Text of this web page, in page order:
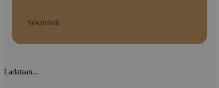
Sekaleivät
Ladataan...